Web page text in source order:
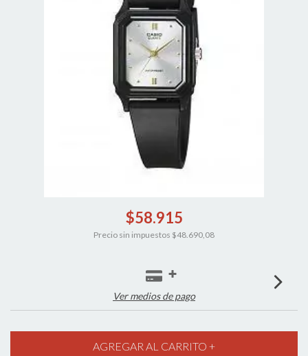
$58.915
Precio sin impuestos $48.690,08
Ver medios de pago